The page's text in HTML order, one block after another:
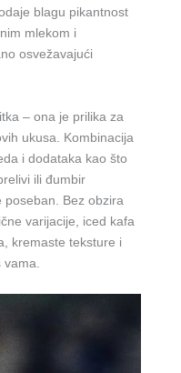
blagu pikantnost
mlekom i
osvežavajući
– ona je prilika za
ukusa. Kombinacija
i dodataka kao što
ili đumbir
Bez obzira
varijacije, iced kafa
kremaste teksture i